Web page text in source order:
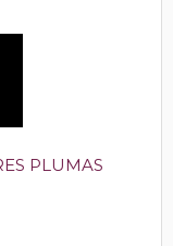
PLUMAS